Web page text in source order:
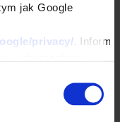
jak Google
privacy/.
te informacje z
lub uzyskanymi
plan